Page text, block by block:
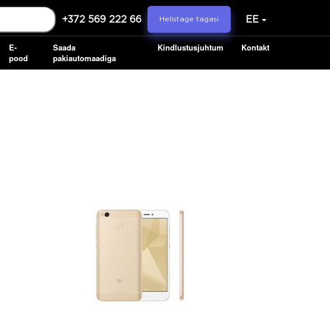
+372 569 222 66 Helistage tagasi EE
E-
pood
Saada
pakiautomaadiga
Kindlustusjuhtum Kontakt